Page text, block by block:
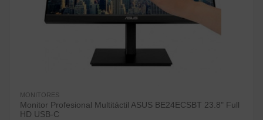
MONITORES
Monitor Profesional Multitáctil ASUS BE24ECSBT 23.8" Full
HD USB-C